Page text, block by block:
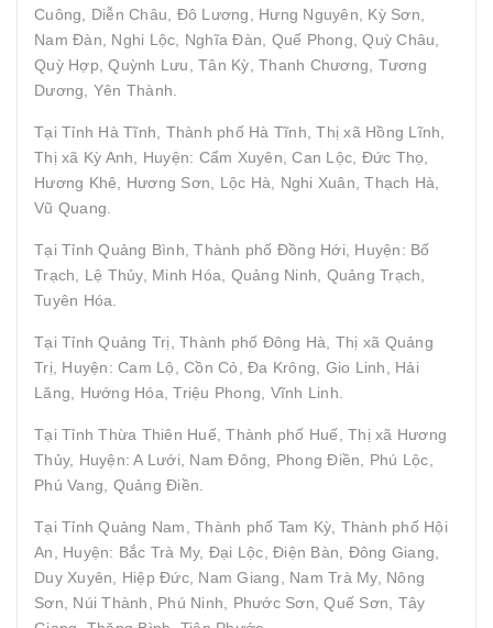
Cuông, Diễn Châu, Đô Lương, Hưng Nguyên, Kỳ Sơn,
Nam Đàn, Nghi Lộc, Nghĩa Đàn, Quế Phong, Quỳ Châu,
Quỳ Hợp, Quỳnh Lưu, Tân Kỳ, Thanh Chương, Tương
Dương, Yên Thành.
Tại Tỉnh Hà Tĩnh, Thành phố Hà Tĩnh, Thị xã Hồng Lĩnh,
Thị xã Kỳ Anh, Huyện: Cẩm Xuyên, Can Lộc, Đức Thọ,
Hương Khê, Hương Sơn, Lộc Hà, Nghi Xuân, Thạch Hà,
Vũ Quang.
Tại Tỉnh Quảng Bình, Thành phố Đồng Hới, Huyện: Bố
Trạch, Lệ Thủy, Minh Hóa, Quảng Ninh, Quảng Trạch,
Tuyên Hóa.
Tại Tỉnh Quảng Trị, Thành phố Đông Hà, Thị xã Quảng
Trị, Huyện: Cam Lộ, Cồn Cỏ, Đa Krông, Gio Linh, Hải
Lăng, Hướng Hóa, Triệu Phong, Vĩnh Linh.
Tại Tỉnh Thừa Thiên Huế, Thành phố Huế, Thị xã Hương
Thủy, Huyện: A Lưới, Nam Đông, Phong Điền, Phú Lộc,
Phú Vang, Quảng Điền.
Tại Tỉnh Quảng Nam, Thành phố Tam Kỳ, Thành phố Hội
An, Huyện: Bắc Trà My, Đại Lộc, Điện Bàn, Đông Giang,
Duy Xuyên, Hiệp Đức, Nam Giang, Nam Trà My, Nông
Sơn, Núi Thành, Phú Ninh, Phước Sơn, Quế Sơn, Tây